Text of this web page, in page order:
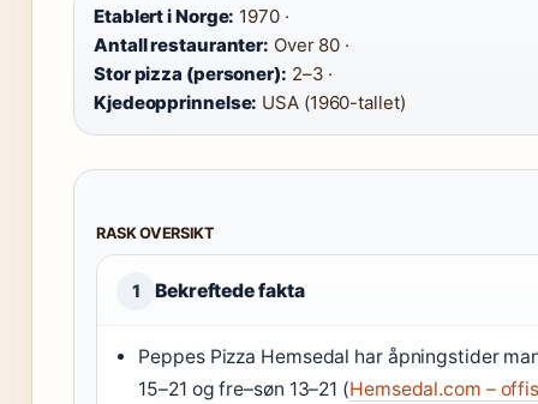
Etablert i Norge: 1970 ·
Antall restauranter: Over 80 ·
Stor pizza (personer): 2–3 ·
Kjedeopprinnelse: USA (1960-tallet)
RASK OVERSIKT
1 Bekreftede fakta
Peppes Pizza Hemsedal har åpningstider
15–21 og fre–søn 13–21 (Hemsedal.com –